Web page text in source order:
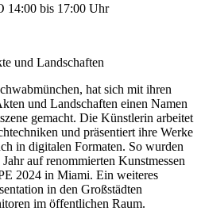
bis 17:00 Uhr
und Landschaften
hat sich mit ihren
und Landschaften einen Namen
gemacht. Die Künstlerin arbeitet
und präsentiert ihre Werke
in digitalen Formaten. So wurden
auf renommierten Kunstmessen
2024 in Miami. Ein weiteres
in den Großstädten
im öffentlichen Raum.